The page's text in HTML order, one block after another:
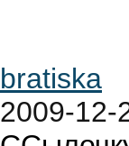
bratiska
2009-12-